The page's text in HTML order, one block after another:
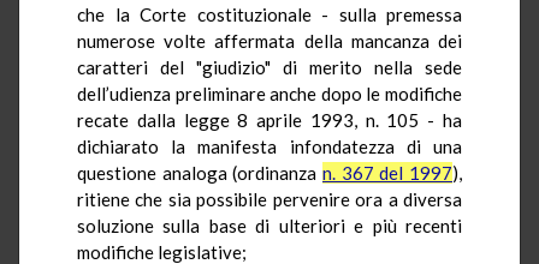
che la Corte costituzionale - sulla premessa
numerose volte affermata della mancanza dei
caratteri del "giudizio" di merito nella sede
dell’udienza preliminare anche dopo le modifiche
recate dalla legge 8 aprile 1993, n. 105 - ha
dichiarato la manifesta infondatezza di una
questione analoga (ordinanza n. 367 del 1997),
ritiene che sia possibile pervenire ora a diversa
soluzione sulla base di ulteriori e più recenti
modifiche legislative;